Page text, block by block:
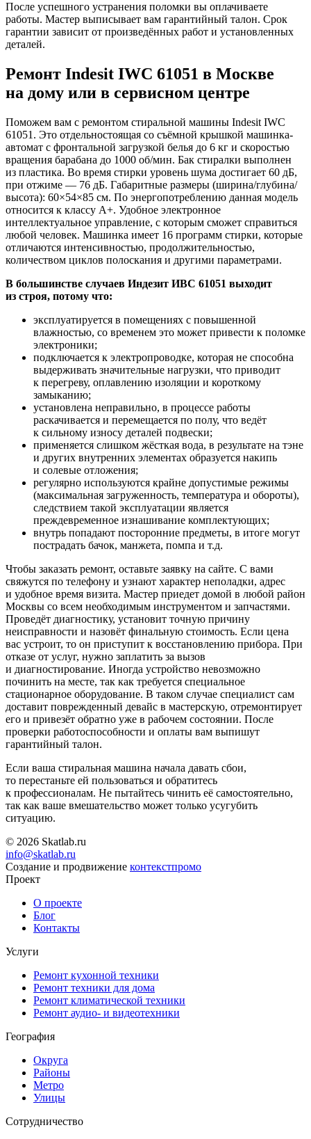
После успешного устранения поломки вы оплачиваете
работы. Мастер выписывает вам гарантийный талон. Срок
гарантии зависит от произведённых работ и установленных
деталей.
Ремонт Indesit IWC 61051 в Москве
на дому или в сервисном центре
Поможем вам с ремонтом стиральной машины Indesit IWC
61051. Это отдельностоящая со съёмной крышкой машинка-
автомат с фронтальной загрузкой белья до 6 кг и скоростью
вращения барабана до 1000 об/мин. Бак стиралки выполнен
из пластика. Во время стирки уровень шума достигает 60 дБ,
при отжиме — 76 дБ. Габаритные размеры (ширина/глубина/
высота): 60×54×85 см. По энергопотреблению данная модель
относится к классу A+. Удобное электронное
интеллектуальное управление, с которым сможет справиться
любой человек. Машинка имеет 16 программ стирки, которые
отличаются интенсивностью, продолжительностью,
количеством циклов полоскания и другими параметрами.
В большинстве случаев Индезит ИВС 61051 выходит
из строя, потому что:
эксплуатируется в помещениях с повышенной
влажностью, со временем это может привести к поломке
электроники;
подключается к электропроводке, которая не способна
выдерживать значительные нагрузки, что приводит
к перегреву, оплавлению изоляции и короткому
замыканию;
установлена неправильно, в процессе работы
раскачивается и перемещается по полу, что ведёт
к сильному износу деталей подвески;
применяется слишком жёсткая вода, в результате на тэне
и других внутренних элементах образуется накипь
и солевые отложения;
регулярно используются крайне допустимые режимы
(максимальная загруженность, температура и обороты),
следствием такой эксплуатации является
преждевременное изнашивание комплектующих;
внутрь попадают посторонние предметы, в итоге могут
пострадать бачок, манжета, помпа и т.д.
Чтобы заказать ремонт, оставьте заявку на сайте. С вами
свяжутся по телефону и узнают характер неполадки, адрес
и удобное время визита. Мастер приедет домой в любой район
Москвы со всем необходимым инструментом и запчастями.
Проведёт диагностику, установит точную причину
неисправности и назовёт финальную стоимость. Если цена
вас устроит, то он приступит к восстановлению прибора. При
отказе от услуг, нужно заплатить за вызов
и диагностирование. Иногда устройство невозможно
починить на месте, так как требуется специальное
стационарное оборудование. В таком случае специалист сам
доставит поврежденный девайс в мастерскую, отремонтирует
его и привезёт обратно уже в рабочем состоянии. После
проверки работоспособности и оплаты вам выпишут
гарантийный талон.
Если ваша стиральная машина начала давать сбои,
то перестаньте ей пользоваться и обратитесь
к профессионалам. Не пытайтесь чинить её самостоятельно,
так как ваше вмешательство может только усугубить
ситуацию.
© 2026 Skatlab.ru
info@skatlab.ru
Создание и продвижение контекстпромо
Проект
О проекте
Блог
Контакты
Услуги
Ремонт кухонной техники
Ремонт техники для дома
Ремонт климатической техники
Ремонт аудио- и видеотехники
География
Округа
Районы
Метро
Улицы
Сотрудничество